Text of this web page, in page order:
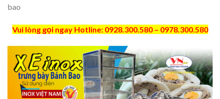
bao
Vui lòng gọi ngay Hotline: 0928.300.580 – 0978.300.580